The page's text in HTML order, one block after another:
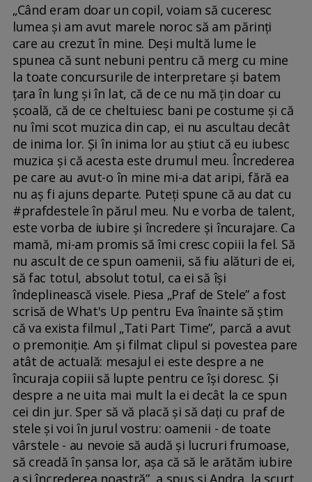
„Când eram doar un copil, voiam să cuceresc
lumea și am avut marele noroc să am părinți
care au crezut în mine. Deși multă lume le
spunea că sunt nebuni pentru că merg cu mine
la toate concursurile de interpretare și batem
țara în lung și în lat, că de ce nu mă țin doar cu
școală, că de ce cheltuiesc bani pe costume și că
nu îmi scot muzica din cap, ei nu ascultau decât
de inima lor. Și în inima lor au știut că eu iubesc
muzica și că acesta este drumul meu. Încrederea
pe care au avut-o în mine mi-a dat aripi, fără ea
nu aș fi ajuns departe. Puteți spune că au dat cu
#prafdestele în părul meu. Nu e vorba de talent,
este vorba de iubire și încredere și încurajare. Ca
mamă, mi-am promis să îmi cresc copiii la fel. Să
nu ascult de ce spun oamenii, să fiu alături de ei,
să fac totul, absolut totul, ca ei să își
îndeplinească visele. Piesa „Praf de Stele” a fost
scrisă de What's Up pentru Eva înainte să știm
că va exista filmul „Tati Part Time”, parcă a avut
o premoniție. Am și filmat clipul si povestea pare
atât de actuală: mesajul ei este despre a ne
încuraja copiii să lupte pentru ce își doresc. Și
despre a ne uita mai mult la ei decât la ce spun
cei din jur. Sper să vă placă și să dați cu praf de
stele și voi în jurul vostru: oamenii - de toate
vârstele - au nevoie să audă și lucruri frumoase,
să creadă în șansa lor, așa că să le arătăm iubire
a și încrederea noastră”, a spus și Andra, la scurt